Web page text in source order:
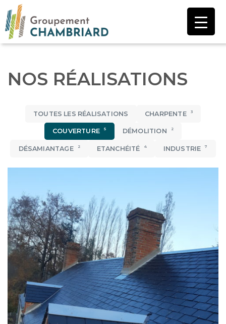
au
contenu
NOS RÉALISATIONS
TOUTES LES RÉALISATIONS CHARPENTE 3
COUVERTURE 5 DÉMOLITION 2
DÉSAMIANTAGE 2 ETANCHÉITÉ 4 INDUSTRIE 7